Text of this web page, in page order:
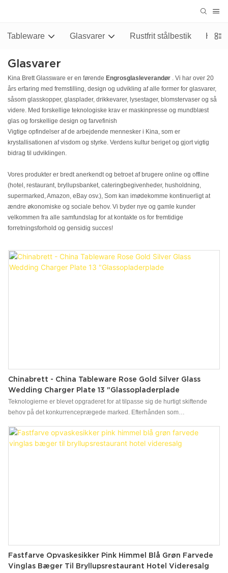
Tableware Glasvarer Rustfrit stålbestik
Glasvarer
Kina Brett Glassware er en førende Engrosglasleverandør . Vi har over 20
års erfaring med fremstilling, design og udvikling af alle former for glasvarer,
såsom glasskopper, glasplader, drikkevarer, lysestager, blomstervaser og så
videre. Med forskellige teknologiske krav er maskinpresse og mundblæst
glas og forskellige design og farvefinish
Vigtige opfindelser af de arbejdende mennesker i Kina, som er
krystallisationen af ​​visdom og styrke. Verdens kultur beriget og gjort vigtig
bidrag til udviklingen.
Vores produkter er bredt anerkendt og betroet af brugere online og offline
(hotel, restaurant, bryllupsbanket, cateringbegivenheder, husholdning,
supermarked, Amazon, eBay osv.), Som kan imødekomme kontinuerligt at
ændre økonomiske og sociale behov. Vi byder nye og gamle kunder
velkommen fra alle samfundslag for at kontakte os for fremtidige
forretningsforhold og gensidig succes!
Chinabrett - China Tableware Rose Gold Silver Glass
Wedding Charger Plate 13 "Glassopladerplade
Teknologierne er blevet opgraderet for at tilpasse sig de hurtigt skiftende
behov på det konkurrenceprægede marked. Efterhånden som
Tableware Rose Gold Silver Glass Wedding Charger Plate 13 " & Plader.
Fastfarve Opvaskesikker Pink Himmel Blå Grøn Farvede
Vinglas Bæger Til Bryllupsrestaurant Hotel Videresalg